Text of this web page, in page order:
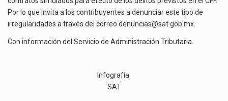
Por lo que invita a los contribuyentes a denunciar este tipo de
irregularidades a través del correo denuncias@sat.gob.mx
Con información del Servicio de Administración Tributaria.
Infografía:
SAT